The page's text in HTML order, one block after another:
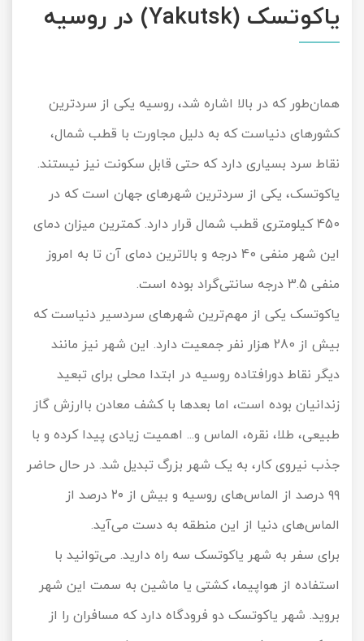
یاکوتسک (Yakutsk) در روسیه
همان‌طور که در بالا اشاره شد، روسیه یکی از سردترین
کشورهای دنیاست که به دلیل مجاورت با قطب شمال،
نقاط سرد بسیاری دارد که حتی قابل سکونت نیز نیستند.
یاکوتسک، یکی از سردترین شهرهای جهان است که در
450 کیلومتری قطب شمال قرار دارد. کمترین میزان دمای
این شهر منفی 40 درجه و بالاترین دمای آن تا به امروز
منفی 3.5 درجه سانتی‌گراد بوده است.
یاکوتسک یکی از مهم‌ترین شهرهای سردسیر دنیاست که
بیش از 280 هزار نفر جمعیت دارد. این شهر نیز مانند
دیگر نقاط دورافتاده روسیه در ابتدا محلی برای تبعید
زندانیان بوده است، اما بعدها با کشف معادن باارزش گاز
طبیعی، طلا، نقره، الماس و... اهمیت زیادی پیدا کرده و با
جذب نیروی کار، به یک شهر بزرگ تبدیل شد. در حال حاضر
۹۹ درصد از الماس‌های روسیه و بیش از ۲۰ درصد از
الماس‌های دنیا از این منطقه به دست می‌آید.
برای سفر به شهر یاکوتسک سه راه دارید. می‌توانید با
استفاده از هواپیما، کشتی یا ماشین به سمت این شهر
بروید. شهر یاکوتسک دو فرودگاه دارد که مسافران را از